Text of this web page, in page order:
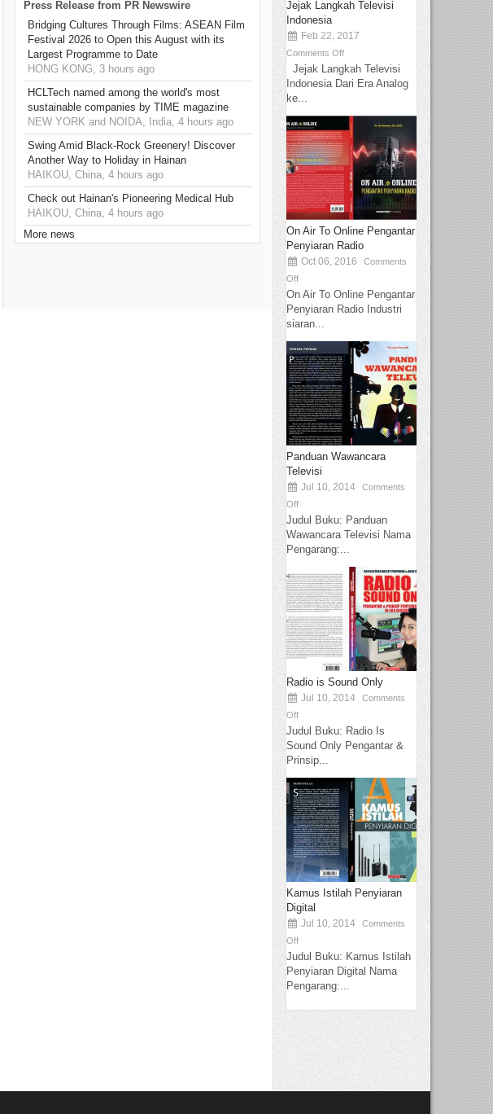
Press Release from PR Newswire
Bridging Cultures Through Films: ASEAN Film
Festival 2026 to Open this August with its
Largest Programme to Date
HONG KONG, 3 hours ago
HCLTech named among the world's most
sustainable companies by TIME magazine
NEW YORK and NOIDA, India, 4 hours ago
Swing Amid Black‑Rock Greenery! Discover
Another Way to Holiday in Hainan
HAIKOU, China, 4 hours ago
Check out Hainan's Pioneering Medical Hub
HAIKOU, China, 4 hours ago
More news
Jejak Langkah Televisi
Indonesia
Feb 22, 2017
Comments Off
Jejak Langkah Televisi
Indonesia Dari Era Analog
ke...
On Air To Online Pengantar
Penyiaran Radio
Oct 06, 2016
Comments
Off
On Air To Online Pengantar
Penyiaran Radio Industri
siaran...
Panduan Wawancara
Televisi
Jul 10, 2014
Comments
Off
Judul Buku: Panduan
Wawancara Televisi Nama
Pengarang:...
Radio is Sound Only
Jul 10, 2014
Comments
Off
Judul Buku: Radio Is
Sound Only Pengantar &
Prinsip...
Kamus Istilah Penyiaran
Digital
Jul 10, 2014
Comments
Off
Judul Buku: Kamus Istilah
Penyiaran Digital Nama
Pengarang:...